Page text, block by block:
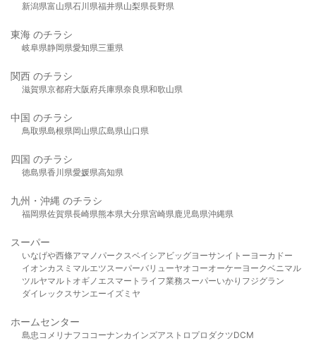
新潟県富山県石川県福井県山梨県長野県
東海 のチラシ
岐阜県静岡県愛知県三重県
関西 のチラシ
滋賀県京都府大阪府兵庫県奈良県和歌山県
中国 のチラシ
鳥取県島根県岡山県広島県山口県
四国 のチラシ
徳島県香川県愛媛県高知県
九州・沖縄 のチラシ
福岡県佐賀県長崎県熊本県大分県宮崎県鹿児島県沖縄県
スーパー
いなげや西條アマノパークスベイシア ビッグヨーサンイトーヨーカドー
イオンカスミ マルエツスーパーバリューヤオコーオーケー ヨークベニマル
ツルヤマルト オギノ エスマート ライフ業務スーパーいかり フジグラン
ダイレックスサンエーイズミヤ
ホームセンター
島忠 コメリ ナフコ コーナンカインズアストロプロダクツDCM